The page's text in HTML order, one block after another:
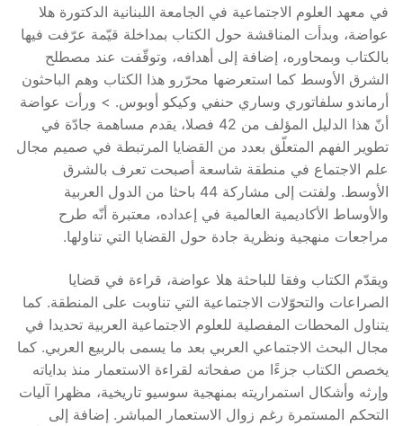
في معهد العلوم الاجتماعية في الجامعة اللبنانية الدكتورة هلا
عواضة، وبدأت المناقشة حول الكتاب بمداخلة قيّمة عرّفت فيها
بالكتاب وبمحاوره، إضافة إلى أهدافه، وتوقّفت عند مصطلح
الشرق الأوسط كما استعرضها محرّرو هذا الكتاب وهم الباحثون
أرماندو سلفاتوري وساري حنفي وكيكو أوبوس. > ورأت عواضة
أنّ هذا الدليل المؤلف من 42 فصلا، يقدم مساهمة جادّة في
تطوير الفهم المتعلّق بعدد من القضايا المرتبطة في صميم مجال
علم الاجتماع في منطقة شاسعة أصبحت تعرف بالشرق
الأوسط. ولفتت إلى مشاركة 44 باحثا من الدول العربية
والأوساط الأكاديمية العالمية في إعداده، معتبرة أنّه طرح
مراجعات منهجية ونظرية جادة حول القضايا التي تناولها.
ويقدّم الكتاب وفقا للباحثة هلا عواضة، قراءة في قضايا
الصراعات والتحوّلات الاجتماعية التي تناوبت على المنطقة. كما
يتناول المحطات المفصلية للعلوم الاجتماعية العربية تحديدا في
مجال البحث الاجتماعي العربي بعد ما يسمى بالربيع العربي. كما
يخصص الكتاب جزءًا من صفحاته لقراءة الاستعمار منذ بداياته
وإرثه وأشكال استمراريته بمنهجية سوسيو تاريخية، مظهرا آليات
التحكم المستمرة رغم زوال الاستعمار المباشر. إضافة إلى